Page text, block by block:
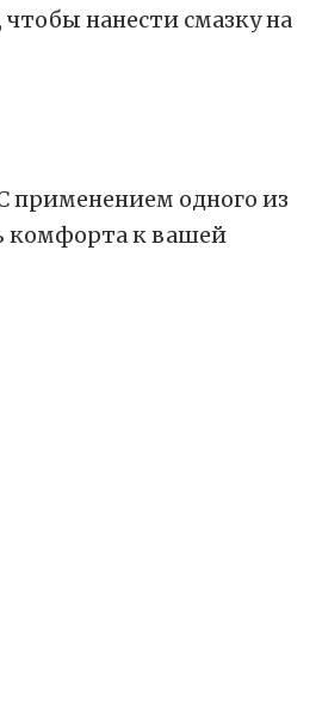
нанести смазку на
применением одного из
комфорта к вашей